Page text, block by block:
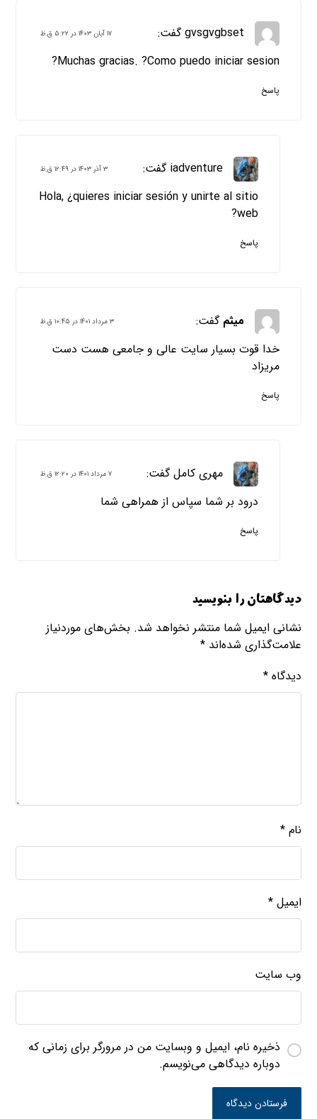
gvsgvgbset گفت: ۱۷ آبان ۱۴۰۳ در ۵:۲۲ ق.ظ
Muchas gracias. ?Como puedo iniciar sesion?
پاسخ
iadventure گفت: ۳ آذر ۱۴۰۳ در ۱۲:۴۹ ق.ظ
Hola, ¿quieres iniciar sesión y unirte al sitio
web?
پاسخ
میثم گفت: ۳ مرداد ۱۴۰۱ در ۱۰:۴۵ ق.ظ
خدا قوت بسیار سایت عالی و جامعی هست دست
مریزاد
پاسخ
مهری کامل گفت: ۷ مرداد ۱۴۰۱ در ۱۲:۲۰ ق.ظ
درود بر شما سپاس از همراهی شما
پاسخ
دیدگاهتان را بنویسید
نشانی ایمیل شما منتشر نخواهد شد. بخش‌های موردنیاز
علامت‌گذاری شده‌اند*
دیدگاه*
نام*
ایمیل*
وب‌ سایت
ذخیره نام، ایمیل و وبسایت من در مرورگر برای زمانی که
دوباره دیدگاهی می‌نویسم.